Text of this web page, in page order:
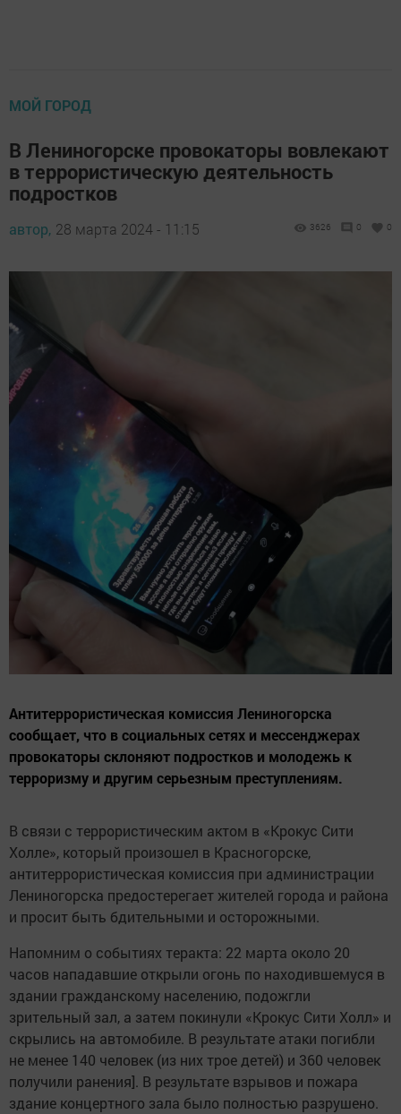
МОЙ ГОРОД
В Лениногорске провокаторы вовлекают
в террористическую деятельность
подростков
автор, 28 марта 2024 - 11:15 3626 0 0
Антитеррористическая комиссия Лениногорска
сообщает, что в социальных сетях и мессенджерах
провокаторы склоняют подростков и молодежь к
терроризму и другим серьезным преступлениям.
В связи с террористическим актом в «Крокус Сити
Холле», который произошел в Красногорске,
антитеррористическая комиссия при администрации
Лениногорска предостерегает жителей города и района
и просит быть бдительными и осторожными.
Напомним о событиях теракта: 22 марта около 20
часов нападавшие открыли огонь по находившемуся в
здании гражданскому населению, подожгли
зрительный зал, а затем покинули «Крокус Сити Холл» и
скрылись на автомобиле. В результате атаки погибли
не менее 140 человек (из них трое детей) и 360 человек
получили ранения]. В результате взрывов и пожара
здание концертного зала было полностью разрушено.